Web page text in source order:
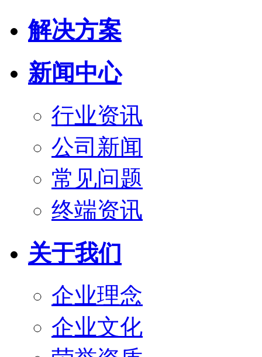
解决方案
新闻中心
行业资讯
公司新闻
常见问题
终端资讯
关于我们
企业理念
企业文化